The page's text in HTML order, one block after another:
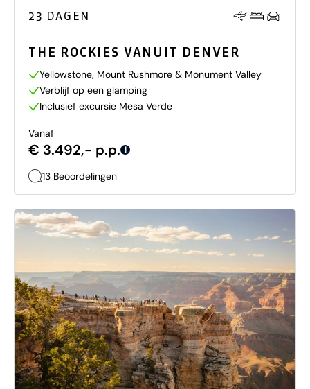
23 DAGEN
THE ROCKIES VANUIT DENVER
Yellowstone, Mount Rushmore & Monument Valley
Verblijf op een glamping
Inclusief excursie Mesa Verde
Vanaf
€ 3.492,- p.p. i
13 Beoordelingen